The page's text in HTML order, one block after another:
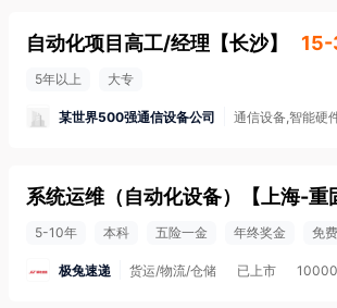
自动化项目高工/经理 【长沙】
5年以上 大专
某世界500强通信设备公司 通信设备,智能硬
系统运维（自动化设备） 【 上海-重
5-10年 本科 五险一金 年终奖金 免
极兔速递 货运/物流/仓储 已上市